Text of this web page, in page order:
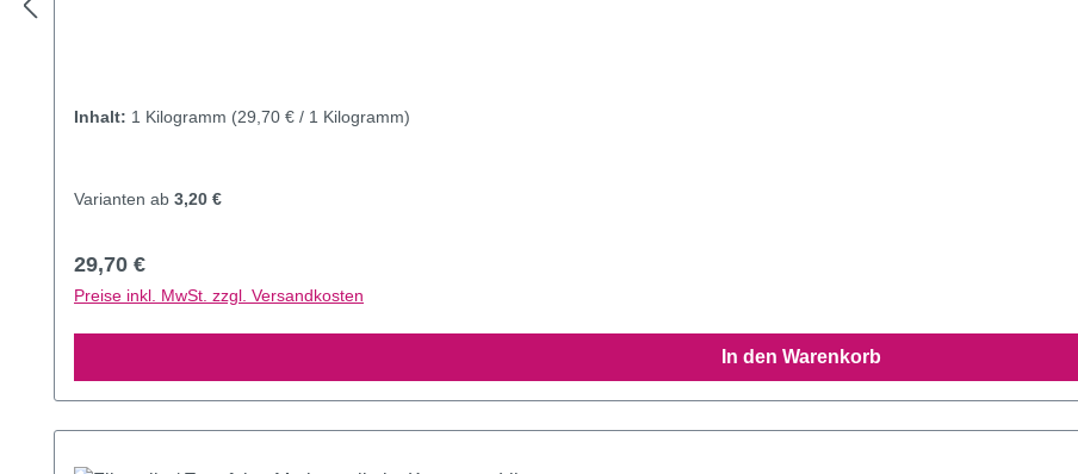
Inhalt: 1 Kilogramm (29,70 € / 1 Kilogramm)
Varianten ab 3,20 €
Regulärer Preis:
29,70 €
Preise inkl. MwSt. zzgl. Versandkosten
In den Warenkorb